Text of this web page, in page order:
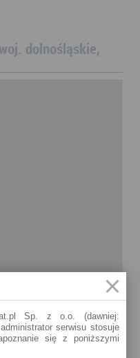
woj. dolnośląskie,
Sp. z o.o. (dawniej:
serwisu stosuje
się z poniższymi